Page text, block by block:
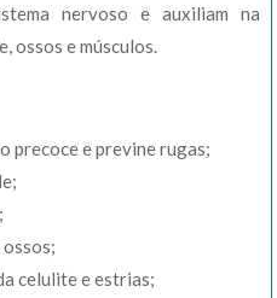
nervoso e auxiliam na
ossos e músculos.
precoce e previne rugas;
celulite e estrias;